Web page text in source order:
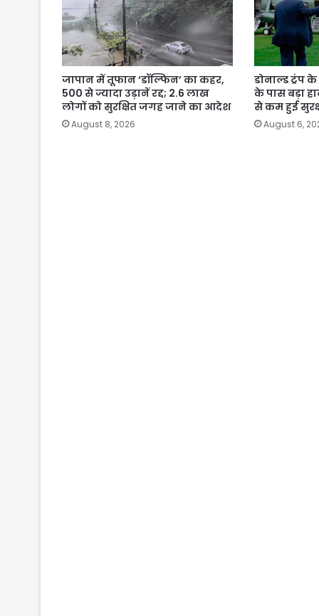
जापान में तूफान ‘डॉल्फिन’ का कहर,
500 से ज्यादा उड़ानें रद्द; 2.6 लाख
लोगों को सुरक्षित जगह जाने का आदेश
August 8, 2026
डोनाल्ड ट्रंप
के पास बड़ा
से कम हुई
August 6,